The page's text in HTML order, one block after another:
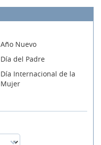
Año Nuevo
Día del Padre
Día Internacional de la
Mujer